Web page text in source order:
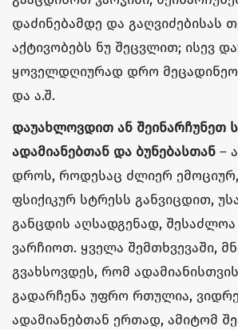
დაძინებამდე და გაღვიძებისას
აქტივობებს ნუ შეცვლით; ისევ
ყოველდღიურად დრო
და ა.შ.
დაუახლოვდით ან შეინარჩუნეთ
ადამიანებთან და ბუნებასთან –
დროს, როდესაც ძლიერ ემოციურ,
ფსიქიკურ სტრესს განვიცდით,
განცდის აღსადგენად,
ვარჩიოთ. ყველა შემთხვევაში,
გვახსოვდეს, რომ
გადარჩენა უფრო რთულია,
ადამიანებთან ერთად, ამიტომ